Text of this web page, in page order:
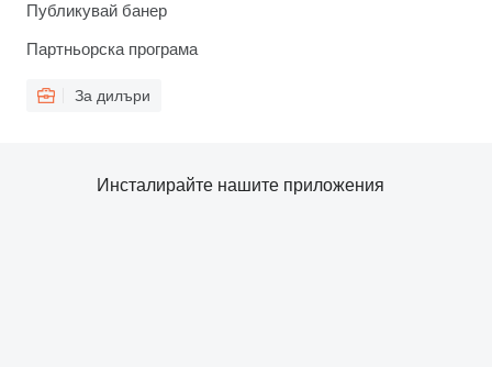
Публикувай банер
Партньорска програма
За дилъри
Инсталирайте нашите приложения